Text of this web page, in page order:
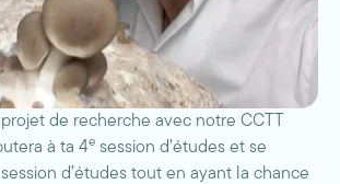
de recherche avec notre CCTT
à ta 4e session d’études et se
session d’études tout en ayant la chance